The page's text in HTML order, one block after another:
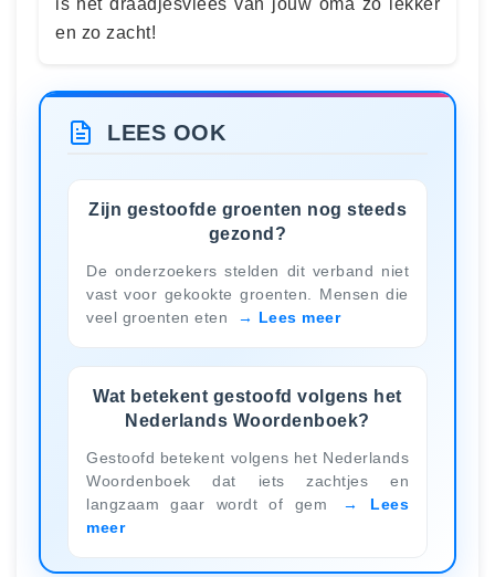
is het draadjesvlees van jouw oma zo lekker
en zo zacht!
LEES OOK
Zijn gestoofde groenten nog steeds
gezond?
De onderzoekers stelden dit verband niet
vast voor gekookte groenten. Mensen die
veel groenten eten
Lees meer
Wat betekent gestoofd volgens het
Nederlands Woordenboek?
Gestoofd betekent volgens het Nederlands
Woordenboek dat iets zachtjes en
langzaam gaar wordt of gem
Lees
meer